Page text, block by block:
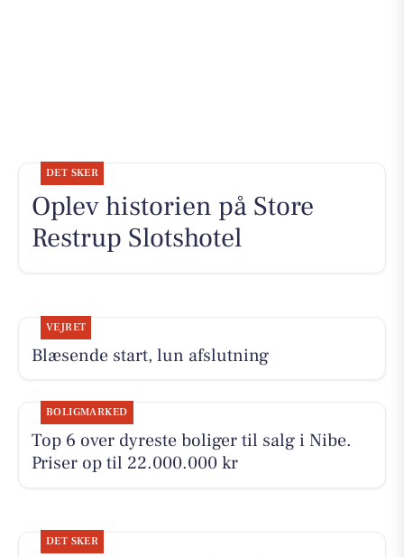
DET SKER
Oplev historien på Store
Restrup Slotshotel
VEJRET
Blæsende start, lun afslutning
BOLIGMARKED
Top 6 over dyreste boliger til salg i Nibe.
Priser op til 22.000.000 kr
DET SKER